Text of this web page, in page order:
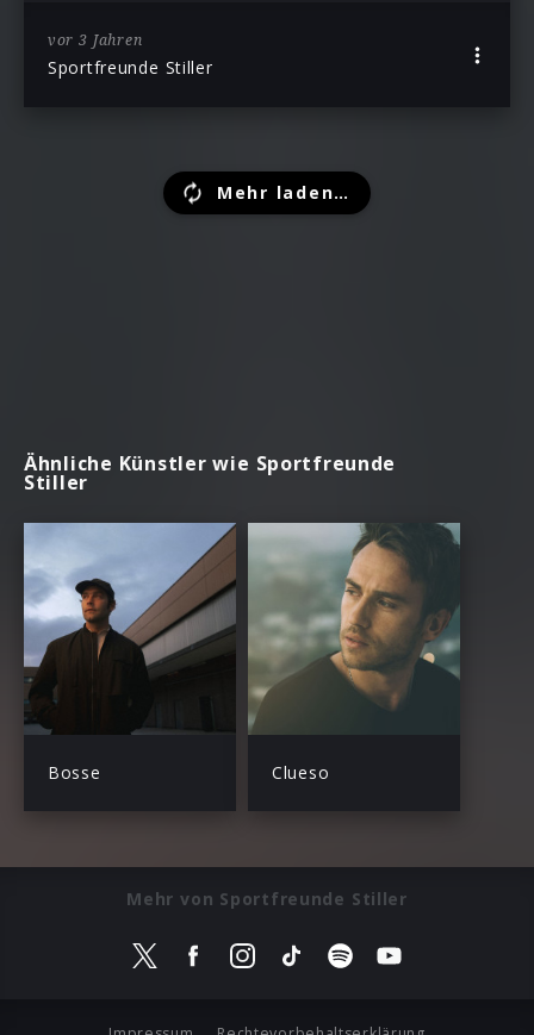
vor 3 Jahren
Sportfreunde Stiller
Mehr laden…
Ähnliche Künstler wie Sportfreunde
Stiller
Bosse Clueso
Mehr von Sportfreunde Stiller